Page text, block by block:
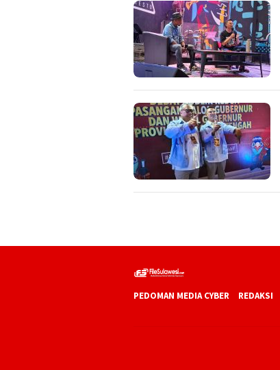
PEDOMAN MEDIA CYBER REDAKSI